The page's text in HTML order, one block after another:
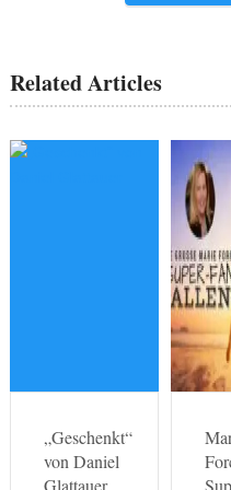
Related Articles
„Geschenkt“
von Daniel
Glattauer